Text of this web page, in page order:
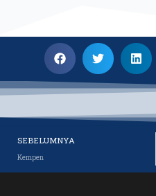
Sebelum
SEBELUMNYA
Kempen